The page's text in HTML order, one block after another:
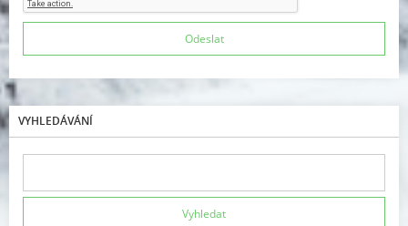
VYHLEDÁVÁNÍ